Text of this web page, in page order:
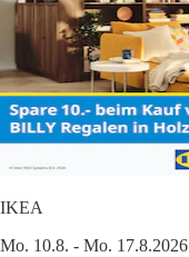
IKEA
Mo. 10.8. - Mo. 17.8.2026